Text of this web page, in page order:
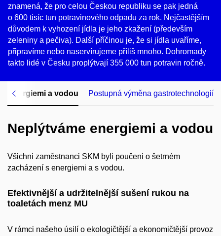
znamená, že pro celou Českou republiku se pak jedná
o 600 tisíc tun potravinového odpadu za rok. Nejčastějším
důvodem k vyhození jídla je jeho zkažení (především
zeleniny a pečiva). Další příčinou je, že si jídla uvaříme,
připravíme nebo naservírujeme příliš mnoho. Dohromady
takto lidé v Česku proplýtvají 355 000 tun potravin ročně.
energiemi a vodou Postupná výměna gastrotechnologií
Neplýtváme energiemi a vodou
Všichni zaměstnanci SKM byli poučeni o šetrném
zacházení s energiemi a s vodou.
Efektivnější a udržitelnější sušení rukou na
toaletách menz MU
V rámci našeho úsilí o ekologičtější a ekonomičtější provoz